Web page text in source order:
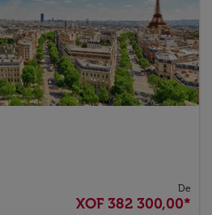
De
XOF 382 300,00*